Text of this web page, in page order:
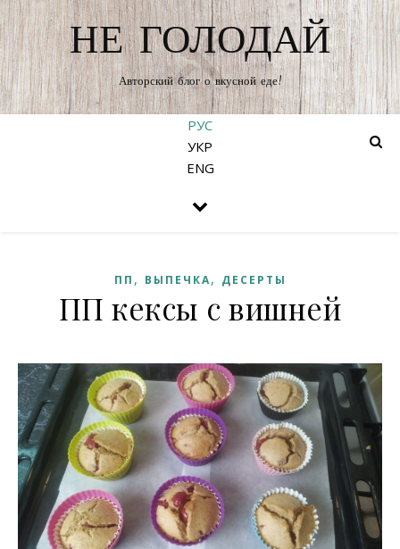
НЕ ГОЛОДАЙ
Авторский блог о вкусной еде!
РУС
УКР
ENG
ПП , ВЫПЕЧКА, ДЕСЕРТЫ
ПП кексы с вишней